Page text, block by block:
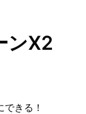
ンX2
きる！